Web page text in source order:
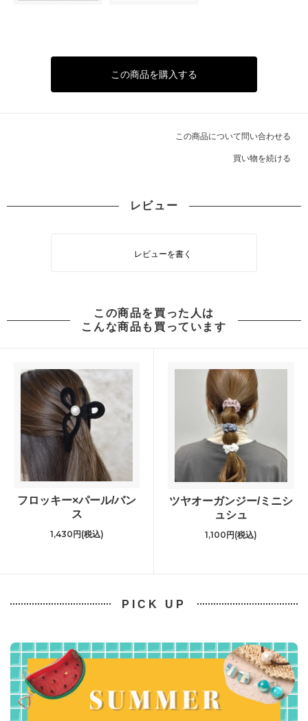
この商品を購入する
この商品について問い合わせる
買い物を続ける
レビュー
レビューを書く
この商品を買った人は
こんな商品も買っています
フロッキー×パール/バン
ス
1,430円(税込)
ツヤオーガンジー/ミニシ
ュシュ
1,100円(税込)
PICK UP